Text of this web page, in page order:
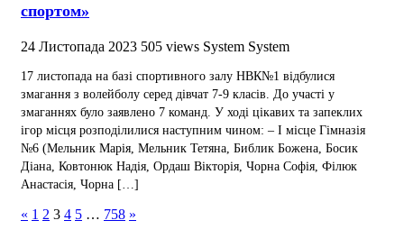
спортом»
24 Листопада 2023 505 views System System
17 листопада на базі спортивного залу НВК№1 відбулися
змагання з волейболу серед дівчат 7-9 класів. До участі у
змаганнях було заявлено 7 команд. У ході цікавих та запеклих
ігор місця розподілилися наступним чином: – І місце Гімназія
№6 (Мельник Марія, Мельник Тетяна, Библик Божена, Босик
Діана, Ковтонюк Надія, Ордаш Вікторія, Чорна Софія, Філюк
Анастасія, Чорна […]
« 1 2 3 4 5 … 758 »